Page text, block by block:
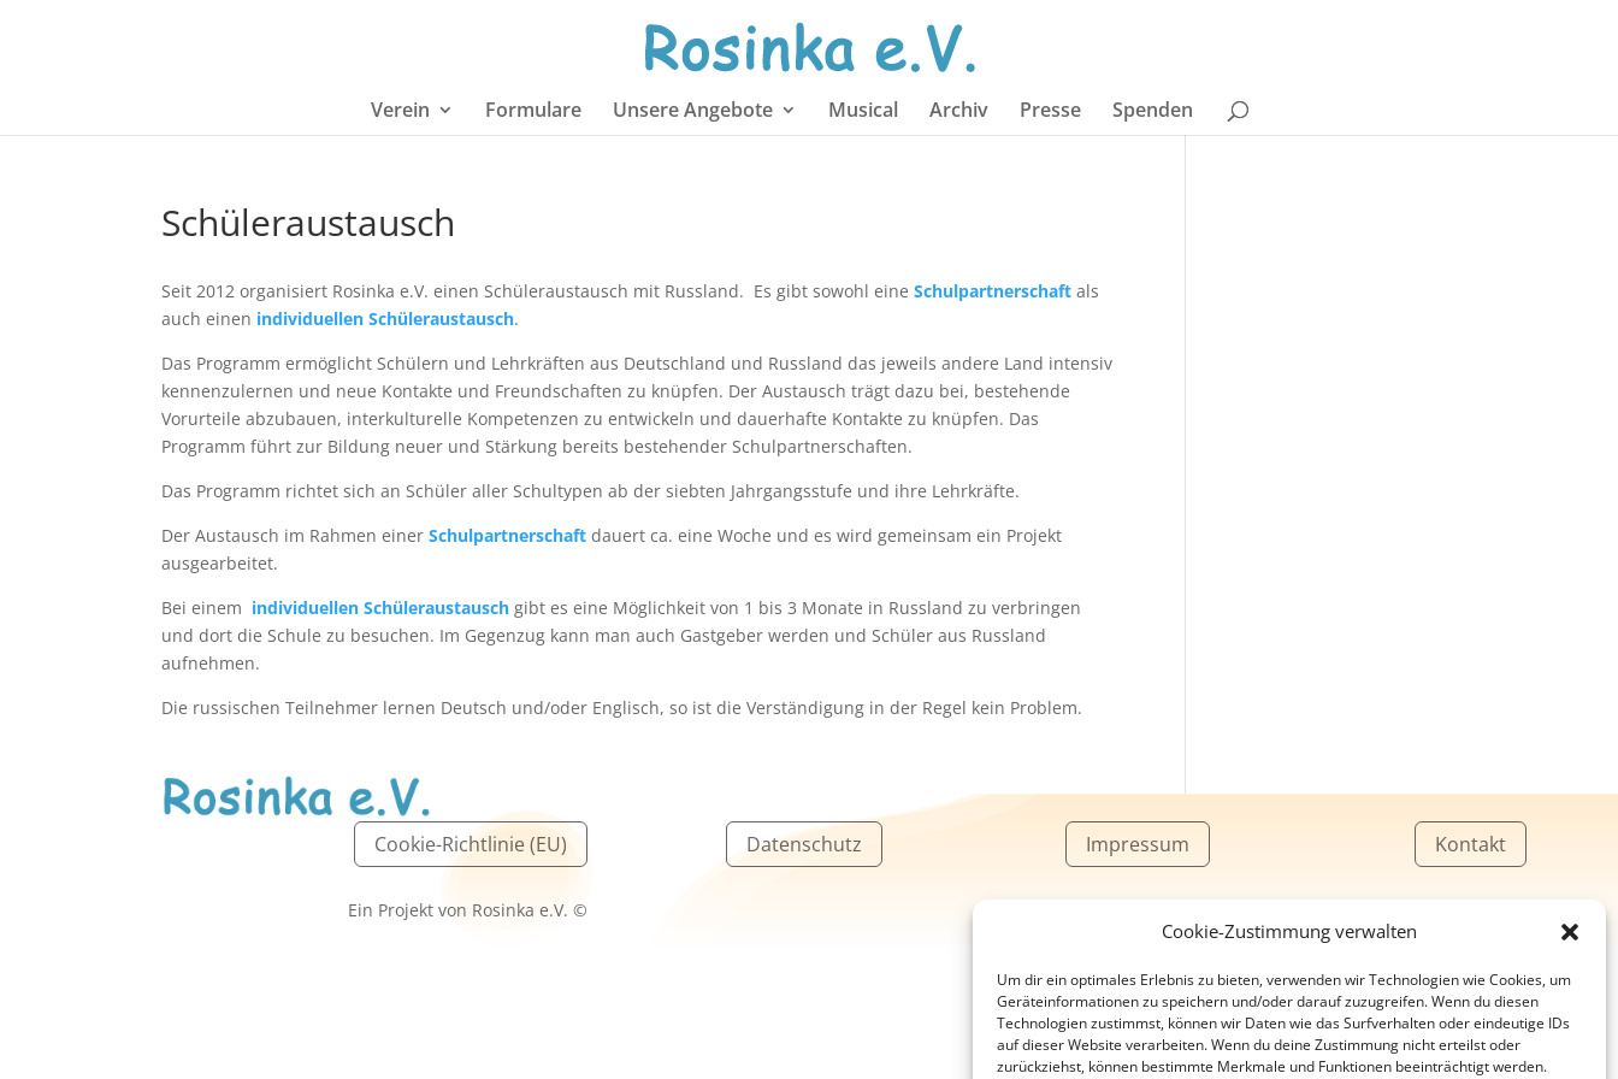
Cookie-Zustimmung verwalten
Um dir ein optimales Erlebnis zu bieten, verwenden wir Technologien wie Cookies, um
Geräteinformationen zu speichern und/oder darauf zuzugreifen. Wenn du diesen
Technologien zustimmst, können wir Daten wie das Surfverhalten oder eindeutige IDs
auf dieser Website verarbeiten. Wenn du deine Zustimmung nicht erteilst oder
zurückziehst, können bestimmte Merkmale und Funktionen beeinträchtigt werden.
Verein Formulare Unsere Angebote Musical Archiv Presse Spenden
Schüleraustausch
Seit 2012 organisiert Rosinka e.V. einen Schüleraustausch mit Russland. Es gibt sowohl eineSchulpartnerschaft als
auch einen individuellen Schüleraustausch.
Das Programm ermöglicht Schülern und Lehrkräften aus Deutschland und Russland das jeweils andere Land intensiv
kennenzulernen und neue Kontakte und Freundschaften zu knüpfen. Der Austausch trägt dazu bei, bestehende
Vorurteile abzubauen, interkulturelle Kompetenzen zu entwickeln und dauerhafte Kontakte zu knüpfen. Das
Programm führt zur Bildung neuer und Stärkung bereits bestehender Schulpartnerschaften.
Das Programm richtet sich an Schüler aller Schultypen ab der siebten Jahrgangsstufe und ihre Lehrkräfte.
Der Austausch im Rahmen einerSchulpartnerschaft dauert ca. eine Woche und es wird gemeinsam ein Projekt
ausgearbeitet.
Bei einem individuellen Schüleraustausch gibt es eine Möglichkeit von 1 bis 3 Monate in Russland zu verbringen
und dort die Schule zu besuchen. Im Gegenzug kann man auch Gastgeber werden und Schüler aus Russland
aufnehmen.
Die russischen Teilnehmer lernen Deutsch und/oder Englisch, so ist die Verständigung in der Regel kein Problem.
Cookie-Richtlinie (EU) Datenschutz Impressum Kontakt
Ein Projekt von Rosinka e.V. ©